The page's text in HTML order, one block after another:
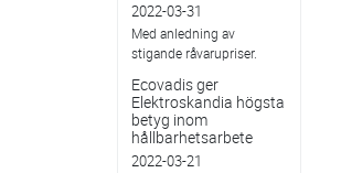
2022-03-31
Med anledning av
stigande råvarupriser.
Ecovadis ger
Elektroskandia högsta
betyg inom
hållbarhetsarbete
2022-03-21